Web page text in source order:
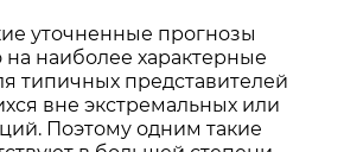
уточненные прогнозы
на наиболее характерные
типичных представителей
вне экстремальных или
Поэтому одним такие